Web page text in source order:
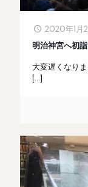
2020年1月
明治神宮へ初
大変遅くなり
[…]